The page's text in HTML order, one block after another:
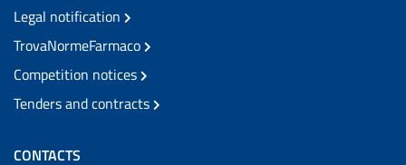
Legal notification
TrovaNormeFarmaco
Competition notices
Tenders and contracts
CONTACTS